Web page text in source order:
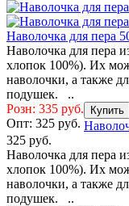
Наволочка для пера
Наволочка для пера
хлопок 100%). Их
наволочки, а также
подушек. ..
Розн: 335 руб.
Опт: 325 руб.
Купить
325 руб.
Наволочка для пера
хлопок 100%). Их
наволочки, а также
подушек. ..